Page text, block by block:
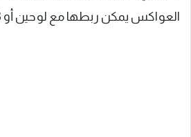
العواكس يمكن ربطها مع لوحين أو 3 ألواح.